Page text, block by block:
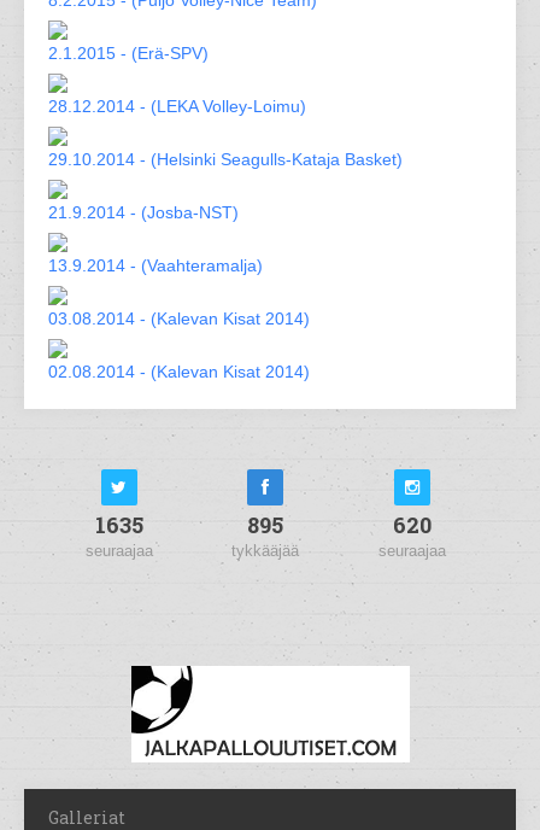
2.1.2015 - (Erä-SPV)
28.12.2014 - (LEKA Volley-Loimu)
29.10.2014 - (Helsinki Seagulls-Kataja Basket)
21.9.2014 - (Josba-NST)
13.9.2014 - (Vaahteramalja)
03.08.2014 - (Kalevan Kisat 2014)
02.08.2014 - (Kalevan Kisat 2014)
1635
seuraajaa
895
tykkääjää
620
seuraajaa
Galleriat